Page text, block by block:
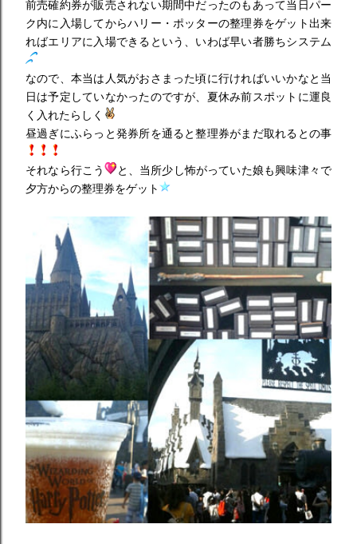
前売確約券が販売されない期間中だったのもあって当日パー
ク内に入場してからハリー・ポッターの整理券をゲット出来
ればエリアに入場できるという、いわば早い者勝ちシステム
なので、本当は人気がおさまった頃に行ければいいかなと当
日は予定していなかったのですが、夏休み前スポットに運良
く入れたらしく
昼過ぎにふらっと発券所を通ると整理券がまだ取れるとの事
それなら行こう
と、当所少し怖がっていた娘も興味津々で
夕方からの整理券をゲット